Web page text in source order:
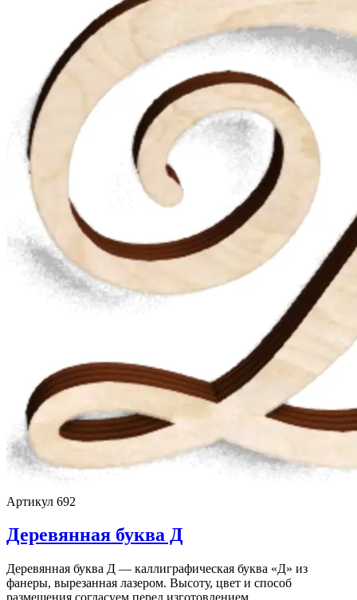
Артикул 692
Деревянная буква Д
Деревянная буква Д — каллиграфическая буква «Д» из
фанеры, вырезанная лазером. Высоту, цвет и способ